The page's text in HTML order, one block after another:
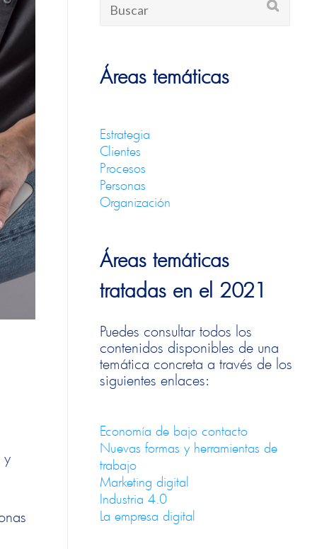
y
Áreas temáticas
Estrategia
Clientes
Procesos
Personas
Organización
Áreas temáticas
tratadas en el 2021
Puedes consultar todos los
contenidos disponibles de una
temática concreta a través de los
siguientes enlaces:
Economía de bajo contacto
Nuevas formas y herramientas de
trabajo
Marketing digital
Industria 4.0
La empresa digital